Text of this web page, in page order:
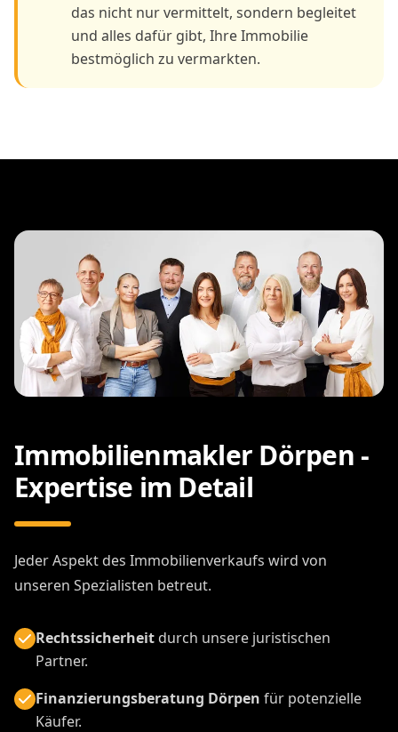
das nicht nur vermittelt, sondern begleitet
und alles dafür gibt, Ihre Immobilie
bestmöglich zu vermarkten.
Immobilienmakler Dörpen -
Expertise im Detail
Jeder Aspekt des Immobilienverkaufs wird von
unseren Spezialisten betreut.
Rechtssicherheitdurch unsere juristischen
Partner.
Finanzierungsberatung Dörpen für potenzielle
Käufer.